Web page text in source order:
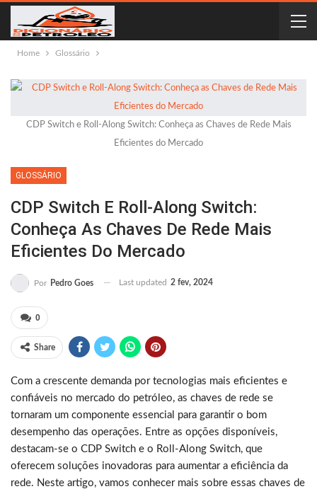
Home Glossário
CDP Switch e Roll-Along Switch: Conheça as Chaves de Rede Mais
Eficientes do Mercado
GLOSSÁRIO
CDP Switch E Roll-Along Switch:
Conheça As Chaves De Rede Mais
Eficientes Do Mercado
Por Pedro Goes Last updated 2 fev, 2024
0
Share
Com a crescente demanda por tecnologias mais eficientes e
confiáveis no mercado do petróleo, as chaves de rede se
tornaram um componente essencial para garantir o bom
desempenho das operações. Entre as opções disponíveis,
destacam-se o CDP Switch e o Roll-Along Switch, que
oferecem soluções inovadoras para aumentar a eficiência da
rede. Neste artigo, vamos conhecer mais sobre essas chaves de